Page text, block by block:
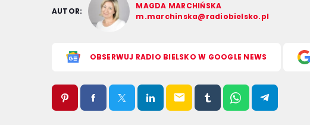
AUTOR:
MAGDA MARCHIŃSKA
m.marchinska@radiobielsko.pl
OBSERWUJ RADIO BIELSKO W GOOGLE NEWS
email